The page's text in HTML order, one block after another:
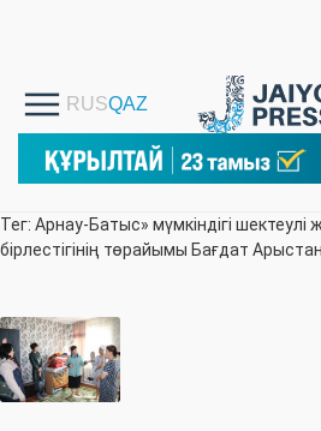
Тег: Арнау-Батыс» мүмкіндігі
бірлестігінің төрайымы Бағдат